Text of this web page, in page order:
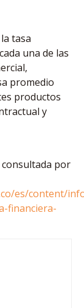
tasa
una de las
promedio
productos
y
por
es/content/
financiera-